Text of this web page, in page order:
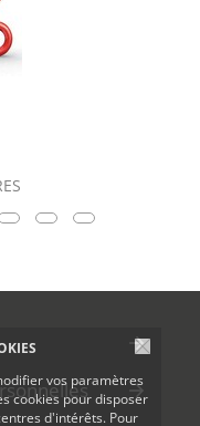
vos paramètres
cookies pour disposer
d'intérêts. Pour